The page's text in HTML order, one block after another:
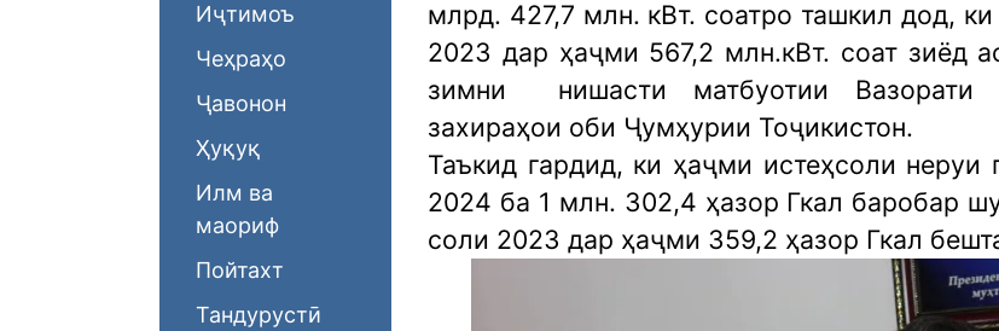
Иҷтимоъ
Чеҳраҳо
Ҷавонон
Ҳуқуқ
Илм ва
маориф
Пойтахт
Тандурустӣ
млрд. 427,7 млн. кВт. соатро ташкил дод,
2023 дар ҳаҷми 567,2 млн.кВт. соат зиёд
зимни
нишасти матбуотии Вазорати
захираҳои оби Ҷумҳурии Тоҷикистон.
Таъкид гардид, ки ҳаҷми истеҳсоли неруи
2024 ба 1 млн. 302,4 ҳазор Гкал баробар
соли 2023 дар ҳаҷми 359,2 ҳазор Гкал